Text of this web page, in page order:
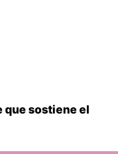
que sostiene el